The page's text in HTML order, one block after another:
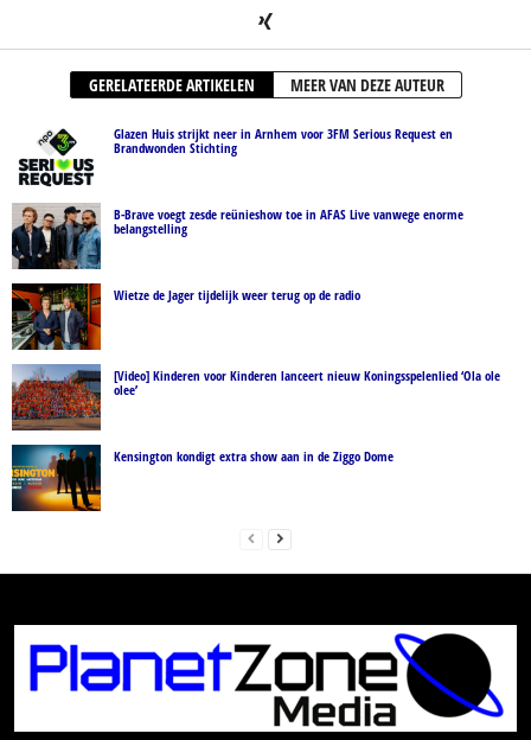
GERELATEERDE ARTIKELEN MEER VAN DEZE AUTEUR
Glazen Huis strijkt neer in Arnhem voor 3FM Serious Request en
Brandwonden Stichting
B-Brave voegt zesde reünieshow toe in AFAS Live vanwege enorme
belangstelling
Wietze de Jager tijdelijk weer terug op de radio
[Video] Kinderen voor Kinderen lanceert nieuw Koningsspelenlied ‘Ola ole
olee’
Kensington kondigt extra show aan in de Ziggo Dome